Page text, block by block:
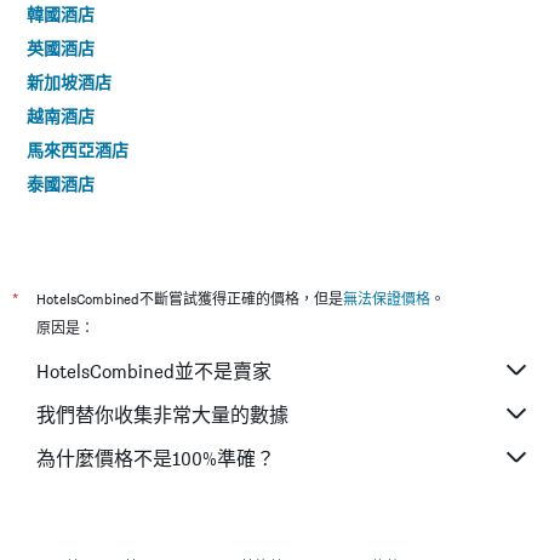
韓國酒店
英國酒店
新加坡酒店
越南酒店
馬來西亞酒店
泰國酒店
* HotelsCombined不斷嘗試獲得正確的價格，但是無法保證價格 。
原因是：
HotelsCombined並不是賣家
我們替你收集非常大量的數據
為什麼價格不是100%準確？